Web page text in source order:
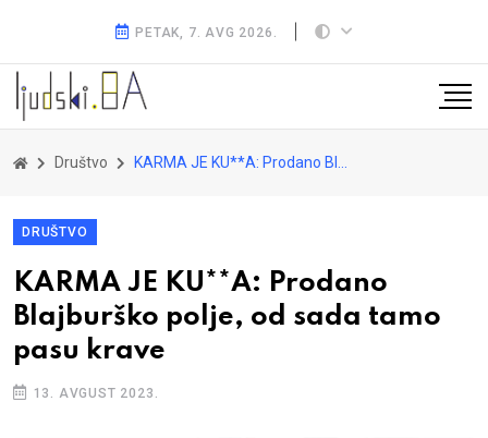
PETAK, 7. AVG 2026.
Društvo KARMA JE KU**A: Prodano Blajburško polje, od sada tamo pasu krave
DRUŠTVO
KARMA JE KU**A: Prodano
Blajburško polje, od sada tamo
pasu krave
13. AVGUST 2023.